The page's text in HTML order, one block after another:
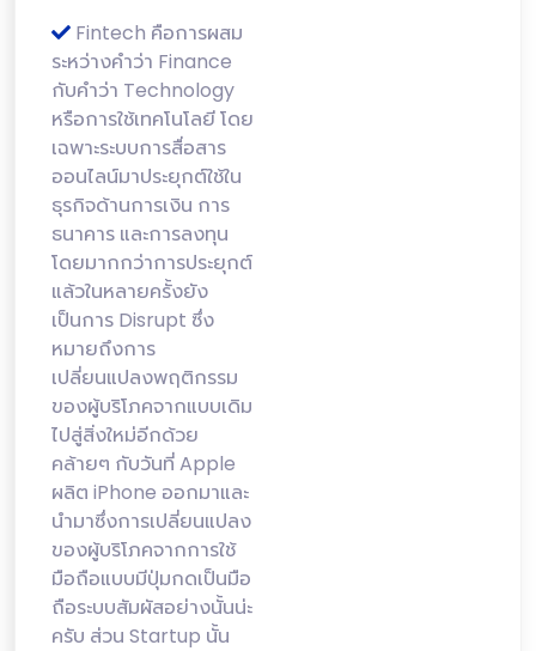
Fintech คือการผสม
ระหว่างคำว่า Finance
กับคำว่า Technology
หรือการใช้เทคโนโลยี โดย
เฉพาะระบบการสื่อสาร
ออนไลน์มาประยุกต์ใช้ใน
ธุรกิจด้านการเงิน การ
ธนาคาร และการลงทุน
โดยมากกว่าการประยุกต์
แล้วในหลายครั้งยัง
เป็นการ Disrupt ซึ่ง
หมายถึงการ
เปลี่ยนแปลงพฤติกรรม
ของผู้บริโภคจากแบบเดิม
ไปสู่สิ่งใหม่อีกด้วย
คล้ายๆ กับวันที่ Apple
ผลิต iPhone ออกมาและ
นำมาซึ่งการเปลี่ยนแปลง
ของผู้บริโภคจากการใช้
มือถือแบบมีปุ่มกดเป็นมือ
ถือระบบสัมผัสอย่างนั้นน่ะ
ครับ ส่วน Startup นั้น